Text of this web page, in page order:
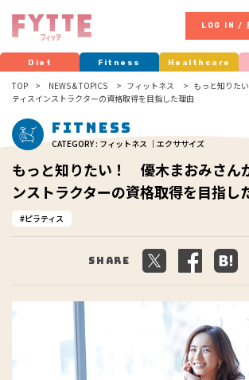
LOG IN /
Diet Fitness Healthcare
TOP NEWS & TOPICS フィットネス
もっと知りた
ティスインストラクターの資格取得を目指した理由
Fitness
CATEGORY : フィットネス ｜エクササイズ
もっと知りたい！ 優木まおみさん
ンストラクターの資格取得を目指し
ピラティス
Share